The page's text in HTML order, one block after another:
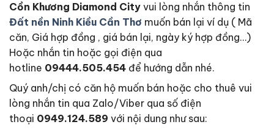
Cồn Khương Diamond City vui lòng nhắn thông tin
Đất nền Ninh Kiều Cần Thơ muốn bán lại ví dụ ( Mã
căn, Giá hợp đồng , giá bán lại, ngày ký hợp đồng…)
Hoặc nhắn tin hoặc gọi điện qua
hotline 09444.505.454 để hướng dẫn nhé.
Quý anh/chị có căn hộ muốn bán hoặc cho thuê vui
lòng nhắn tin qua Zalo/Viber qua số điện
thoại 0949.124.589 với nội dung như sau: